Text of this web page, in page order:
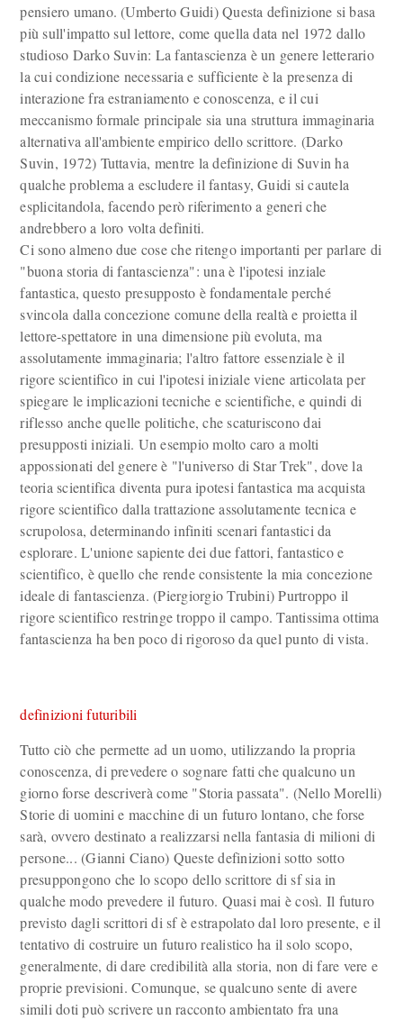
pensiero umano. (Umberto Guidi) Questa definizione si basa
più sull'impatto sul lettore, come quella data nel 1972 dallo
studioso Darko Suvin: La fantascienza è un genere letterario
la cui condizione necessaria e sufficiente è la presenza di
interazione fra estraniamento e conoscenza, e il cui
meccanismo formale principale sia una struttura immaginaria
alternativa all'ambiente empirico dello scrittore. (Darko
Suvin, 1972) Tuttavia, mentre la definizione di Suvin ha
qualche problema a escludere il fantasy, Guidi si cautela
esplicitandola, facendo però riferimento a generi che
andrebbero a loro volta definiti.
Ci sono almeno due cose che ritengo importanti per parlare di
"buona storia di fantascienza": una è l'ipotesi inziale
fantastica, questo presupposto è fondamentale perché
svincola dalla concezione comune della realtà e proietta il
lettore-spettatore in una dimensione più evoluta, ma
assolutamente immaginaria; l'altro fattore essenziale è il
rigore scientifico in cui l'ipotesi iniziale viene articolata per
spiegare le implicazioni tecniche e scientifiche, e quindi di
riflesso anche quelle politiche, che scaturiscono dai
presupposti iniziali. Un esempio molto caro a molti
appossionati del genere è "l'universo di Star Trek", dove la
teoria scientifica diventa pura ipotesi fantastica ma acquista
rigore scientifico dalla trattazione assolutamente tecnica e
scrupolosa, determinando infiniti scenari fantastici da
esplorare. L'unione sapiente dei due fattori, fantastico e
scientifico, è quello che rende consistente la mia concezione
ideale di fantascienza. (Piergiorgio Trubini) Purtroppo il
rigore scientifico restringe troppo il campo. Tantissima ottima
fantascienza ha ben poco di rigoroso da quel punto di vista.
definizioni futuribili
Tutto ciò che permette ad un uomo, utilizzando la propria
conoscenza, di prevedere o sognare fatti che qualcuno un
giorno forse descriverà come "Storia passata". (Nello Morelli)
Storie di uomini e macchine di un futuro lontano, che forse
sarà, ovvero destinato a realizzarsi nella fantasia di milioni di
persone... (Gianni Ciano) Queste definizioni sotto sotto
presuppongono che lo scopo dello scrittore di sf sia in
qualche modo prevedere il futuro. Quasi mai è così. Il futuro
previsto dagli scrittori di sf è estrapolato dal loro presente, e il
tentativo di costruire un futuro realistico ha il solo scopo,
generalmente, di dare credibilità alla storia, non di fare vere e
proprie previsioni. Comunque, se qualcuno sente di avere
simili doti può scrivere un racconto ambientato fra una